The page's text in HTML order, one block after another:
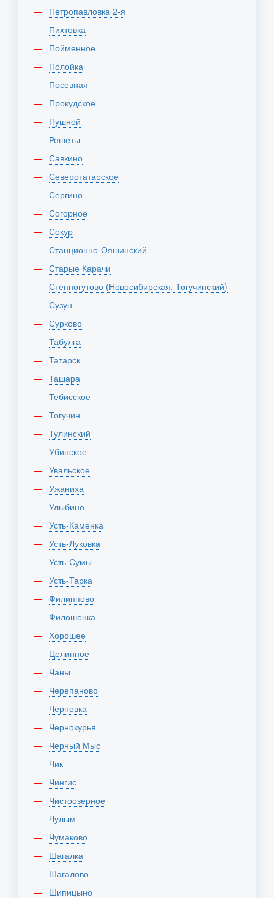
Петропавловка 2-я
Пихтовка
Пойменное
Полойка
Посевная
Прокудское
Пушной
Решеты
Савкино
Северотатарское
Сергино
Согорное
Сокур
Станционно-Ояшинский
Старые Карачи
Степногутово (Новосибирская, Тогучинский)
Сузун
Сурково
Табулга
Татарск
Ташара
Тебисское
Тогучин
Тулинский
Убинское
Увальское
Ужаниха
Улыбино
Усть-Каменка
Усть-Луковка
Усть-Сумы
Усть-Тарка
Филиппово
Филошенка
Хорошее
Целинное
Чаны
Черепаново
Черновка
Чернокурья
Черный Мыс
Чик
Чингис
Чистоозерное
Чулым
Чумаково
Шагалка
Шагалово
Шипицыно